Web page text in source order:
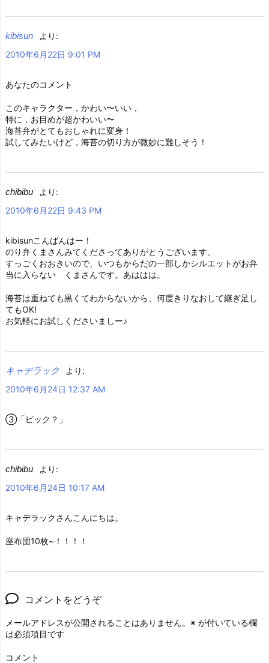
kibisun
より:
2010年6月22日 9:01 PM
あなたのコメント
このキャラクター，かわい〜いい，
特に，お目めが超かわいい〜
海苔弁がとてもおしゃれに変身！
試してみたいけど，海苔の切り方が微妙に難しそう！
chibibu
より:
2010年6月22日 9:43 PM
kibisunこんばんはー！
のり弁くまさんみてくださってありがとうございます。
すっごくおおきいので、いつもからだの一部しかシルエットがお弁
当に入らない くまさんです。あははは。
海苔は重ねても黒くてわからないから、何度きりなおして継ぎ足し
てもOK!
お気軽にお試しくださいましー♪
キャデラック
より:
2010年6月24日 12:37 AM
③「ピック？」
chibibu
より:
2010年6月24日 10:17 AM
キャデラックさんこんにちは。
座布団10枚~！！！！
コメントをどうぞ
メールアドレスが公開されることはありません。 ※ が付いている欄
は必須項目です
コメント